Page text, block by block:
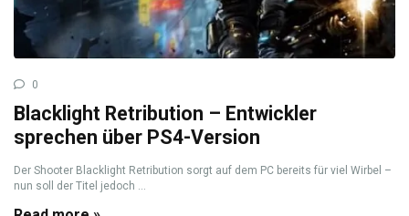
0
Blacklight Retribution – Entwickler
sprechen über PS4-Version
Der Shooter Blacklight Retribution sorgt auf dem PC bereits für viel Wirbel –
nun soll der Titel jedoch ...